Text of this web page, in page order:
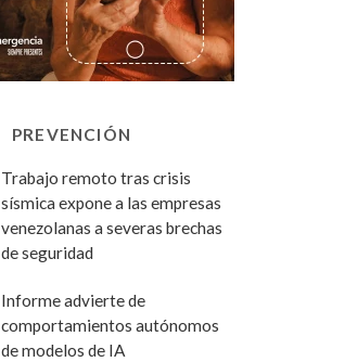
PREVENCIÓN
Trabajo remoto tras crisis
sísmica expone a las empresas
venezolanas a severas brechas
de seguridad
Informe advierte de
comportamientos autónomos
de modelos de IA